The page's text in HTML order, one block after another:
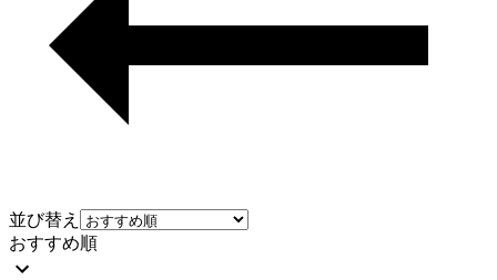
並び替え
おすすめ順